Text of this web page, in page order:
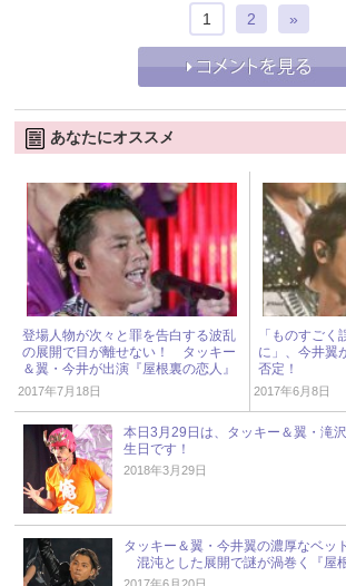
1 2 »
あなたにオススメ
登場人物が次々と罪を告白する波乱
の展開で目が離せない！ タッキー
＆翼・今井が出演『屋根裏の恋人』
第7話
2017年7月18日
「ものすご
に」、今井翼
否定！
2017年6月8日
本日3月29日は、タッキー＆翼・滝
生日です！
2018年3月29日
タッキー＆翼・今井翼の濃厚なベッ
混沌とした展開で謎が渦巻く『屋